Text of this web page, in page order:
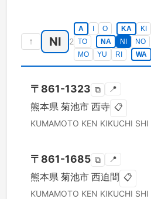
↑ NI 2
A O KA KI
TO
NA NI NO
MO
YU RI WA
〒 861-1323 ⧉ 📍
熊本県 菊池市 西寺 📋
KUMAMOTO KEN KIKUCHI SHI
〒 861-1685 ⧉ 📍
熊本県 菊池市 西迫間 📋
KUMAMOTO KEN KIKUCHI SHI